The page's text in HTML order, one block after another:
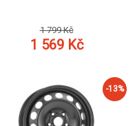
1 799 Kč
1 569 Kč
-13%